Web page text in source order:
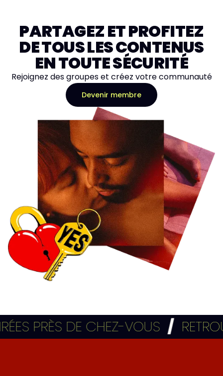
PARTAGEZ ET PROFITEZ
DE TOUS LES CONTENUS
EN TOUTE SÉCURITÉ
Rejoignez des groupes et créez votre communauté
Devenir membre
PRÈS DE CHEZ-VOUS /